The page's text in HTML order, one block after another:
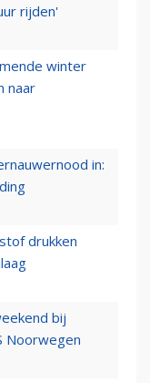
rijden'
winter
naar
in:
drukken
bij
Noorwegen